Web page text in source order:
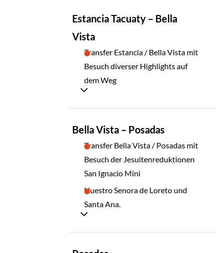
Estancia Tacuaty – Bella
Vista
Transfer Estancia / Bella Vista mit
Besuch diverser Highlights auf
dem Weg
Bella Vista – Posadas
Transfer Bella Vista / Posadas mit
Besuch der Jesuitenreduktionen
San Ignacio Mini
Nuestro Senora de Loreto und
Santa Ana.